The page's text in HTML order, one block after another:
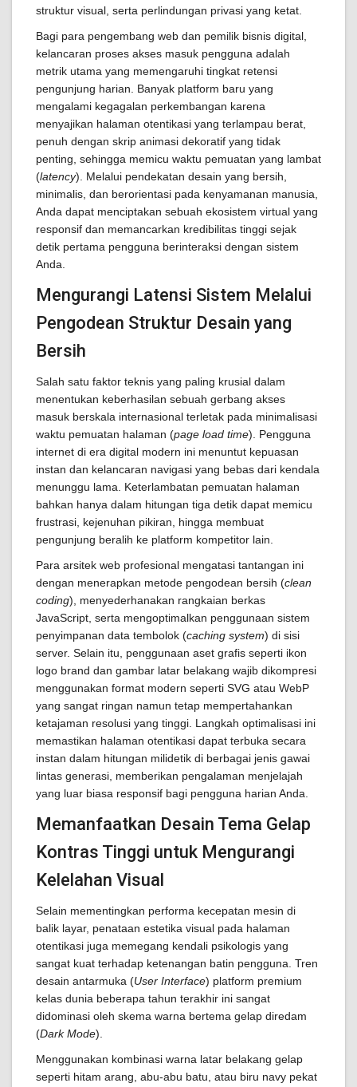
struktur visual, serta perlindungan privasi yang ketat.
Bagi para pengembang web dan pemilik bisnis digital,
kelancaran proses akses masuk pengguna adalah
metrik utama yang memengaruhi tingkat retensi
pengunjung harian. Banyak platform baru yang
mengalami kegagalan perkembangan karena
menyajikan halaman otentikasi yang terlampau berat,
penuh dengan skrip animasi dekoratif yang tidak
penting, sehingga memicu waktu pemuatan yang lambat
(latency). Melalui pendekatan desain yang bersih,
minimalis, dan berorientasi pada kenyamanan manusia,
Anda dapat menciptakan sebuah ekosistem virtual yang
responsif dan memancarkan kredibilitas tinggi sejak
detik pertama pengguna berinteraksi dengan sistem
Anda.
Mengurangi Latensi Sistem Melalui
Pengodean Struktur Desain yang
Bersih
Salah satu faktor teknis yang paling krusial dalam
menentukan keberhasilan sebuah gerbang akses
masuk berskala internasional terletak pada minimalisasi
waktu pemuatan halaman (page load time). Pengguna
internet di era digital modern ini menuntut kepuasan
instan dan kelancaran navigasi yang bebas dari kendala
menunggu lama. Keterlambatan pemuatan halaman
bahkan hanya dalam hitungan tiga detik dapat memicu
frustrasi, kejenuhan pikiran, hingga membuat
pengunjung beralih ke platform kompetitor lain.
Para arsitek web profesional mengatasi tantangan ini
dengan menerapkan metode pengodean bersih (clean
coding), menyederhanakan rangkaian berkas
JavaScript, serta mengoptimalkan penggunaan sistem
penyimpanan data tembolok (caching system) di sisi
server. Selain itu, penggunaan aset grafis seperti ikon
logo brand dan gambar latar belakang wajib dikompresi
menggunakan format modern seperti SVG atau WebP
yang sangat ringan namun tetap mempertahankan
ketajaman resolusi yang tinggi. Langkah optimalisasi ini
memastikan halaman otentikasi dapat terbuka secara
instan dalam hitungan milidetik di berbagai jenis gawai
lintas generasi, memberikan pengalaman menjelajah
yang luar biasa responsif bagi pengguna harian Anda.
Memanfaatkan Desain Tema Gelap
Kontras Tinggi untuk Mengurangi
Kelelahan Visual
Selain mementingkan performa kecepatan mesin di
balik layar, penataan estetika visual pada halaman
otentikasi juga memegang kendali psikologis yang
sangat kuat terhadap ketenangan batin pengguna. Tren
desain antarmuka (User Interface) platform premium
kelas dunia beberapa tahun terakhir ini sangat
didominasi oleh skema warna bertema gelap diredam
(Dark Mode).
Menggunakan kombinasi warna latar belakang gelap
seperti hitam arang, abu-abu batu, atau biru navy pekat